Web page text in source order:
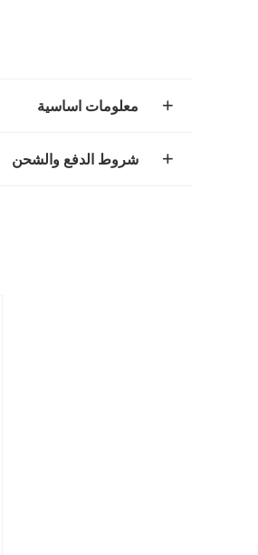
معلومات اساسية
شروط الدفع والشحن